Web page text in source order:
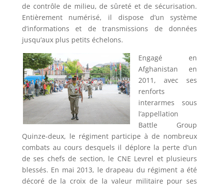
de contrôle de milieu, de sûreté et de sécurisation.
Entièrement numérisé, il dispose d’un système
d’informations et de transmissions de données
jusqu’aux plus petits échelons.
Engagé en
Afghanistan en
2011, avec ses
renforts
interarmes sous
l’appellation
Battle Group
Quinze-deux, le régiment participe à de nombreux
combats au cours desquels il déplore la perte d’un
de ses chefs de section, le CNE Levrel et plusieurs
blessés. En mai 2013, le drapeau du régiment a été
décoré de la croix de la valeur militaire pour ses